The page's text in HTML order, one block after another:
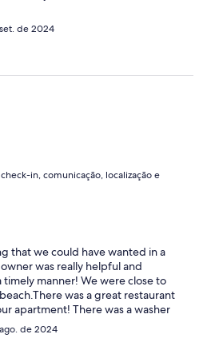
de 2024
in, comunicação, localização e
that we could have wanted in a
was really helpful and
manner! We were close to
was a great restaurant
apartment! There was a washer
for our use! I can’t recommend this
staying there!
de 2024